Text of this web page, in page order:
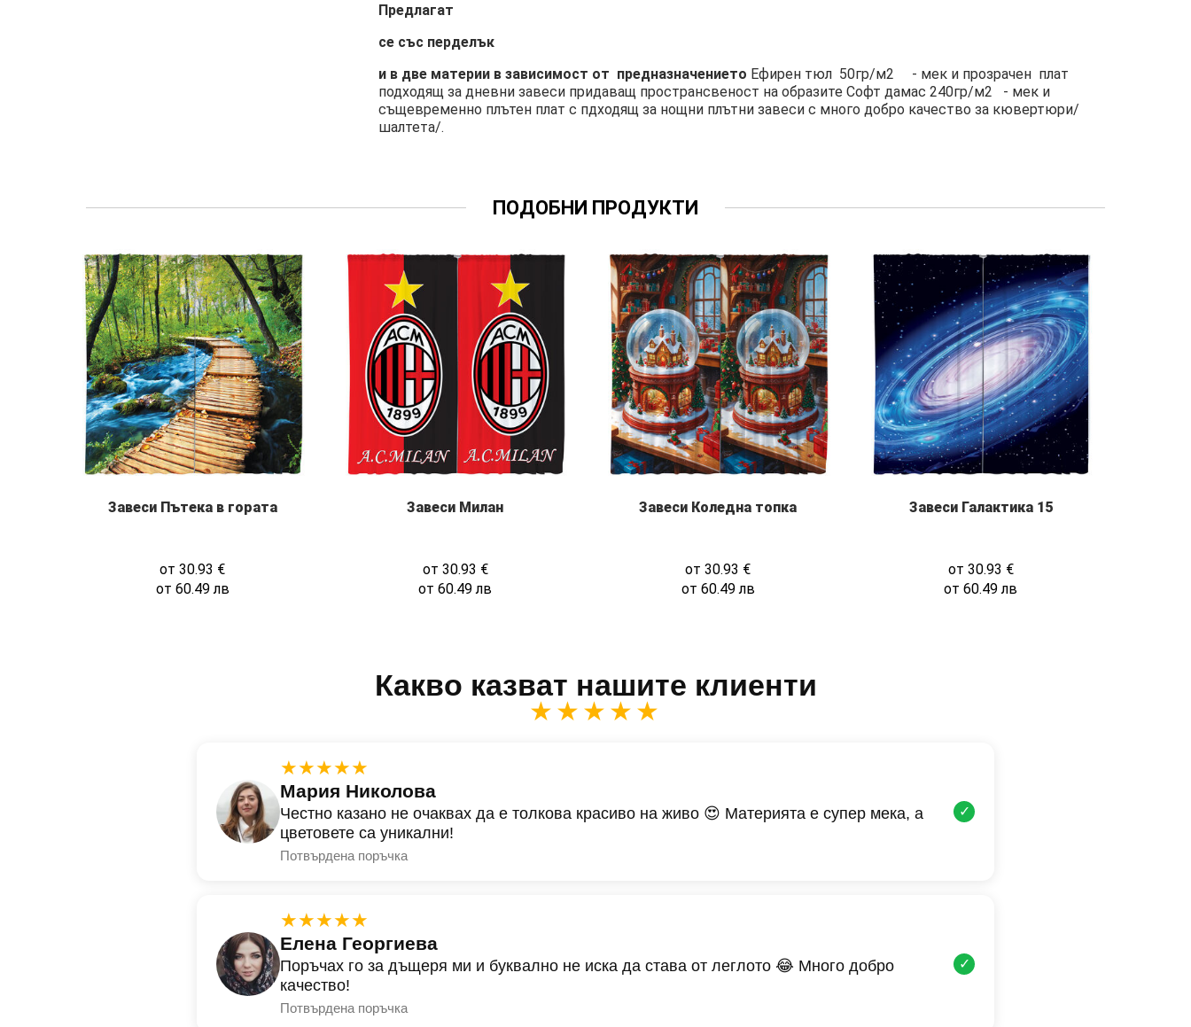
Предлагат
се със перделък
и в две материи в зависимост от предназначението Ефирен тюл 50гр/м2 - мек и прозрачен плат
подходящ за дневни завеси придаващ пространсвеност на образите Софт дамас 240гр/м2 - мек и
същевременно плътен плат с пдходящ за нощни плътни завеси с много добро качество за кювертюри/
шалтета/.
ПОДОБНИ ПРОДУКТИ
Завеси Пътека в гората
от30.93 €
от 60.49лв
Завеси Милан
от 30.93 €
от60.49лв
Завеси Коледна топка
от30.93 €
от 60.49лв
Завеси Галактика 15
от 30.93 €
от60.49лв
Какво казват нашите клиенти
★★★★★
★★★★★
Мария Николова
Честно казано не очаквах да е толкова красиво на живо 😍 Материята е супер мека, а
цветовете са уникални!
Потвърдена поръчка
✓
★★★★★
Елена Георгиева
Поръчах го за дъщеря ми и буквално не иска да става от леглото 😂 Много добро
качество!
Потвърдена поръчка
✓